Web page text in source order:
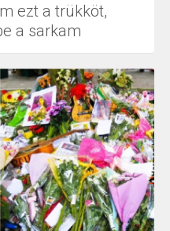
ezt a trükköt,
a sarkam